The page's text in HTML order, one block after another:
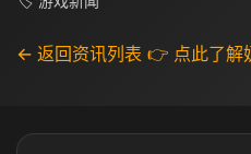
← 返回资讯列表 👉 点此了解